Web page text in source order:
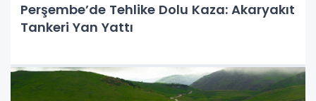
Perşembe’de Tehlike Dolu Kaza: Akaryakıt
Tankeri Yan Yattı